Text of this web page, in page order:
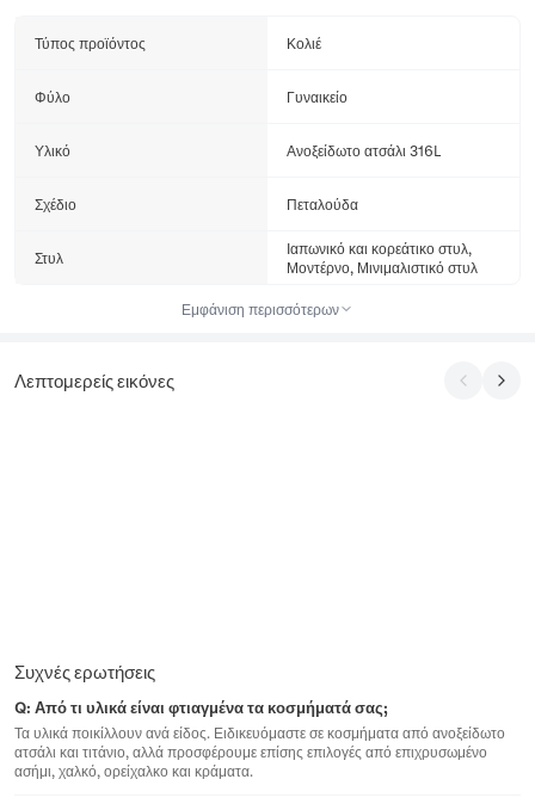
Τύπος προϊόντος Κολιέ
Φύλο Γυναικείο
Υλικό Ανοξείδωτο ατσάλι 316L
Σχέδιο Πεταλούδα
Στυλ
Ιαπωνικό και κορεάτικο στυλ,
Μοντέρνο, Μινιμαλιστικό στυλ
Εμφάνιση περισσότερων
Λεπτομερείς εικόνες
Συχνές ερωτήσεις
Q: Από τι υλικά είναι φτιαγμένα τα κοσμήματά σας;
Τα υλικά ποικίλλουν ανά είδος. Ειδικευόμαστε σε κοσμήματα από ανοξείδωτο
ατσάλι και τιτάνιο, αλλά προσφέρουμε επίσης επιλογές από επιχρυσωμένο
ασήμι, χαλκό, ορείχαλκο και κράματα.